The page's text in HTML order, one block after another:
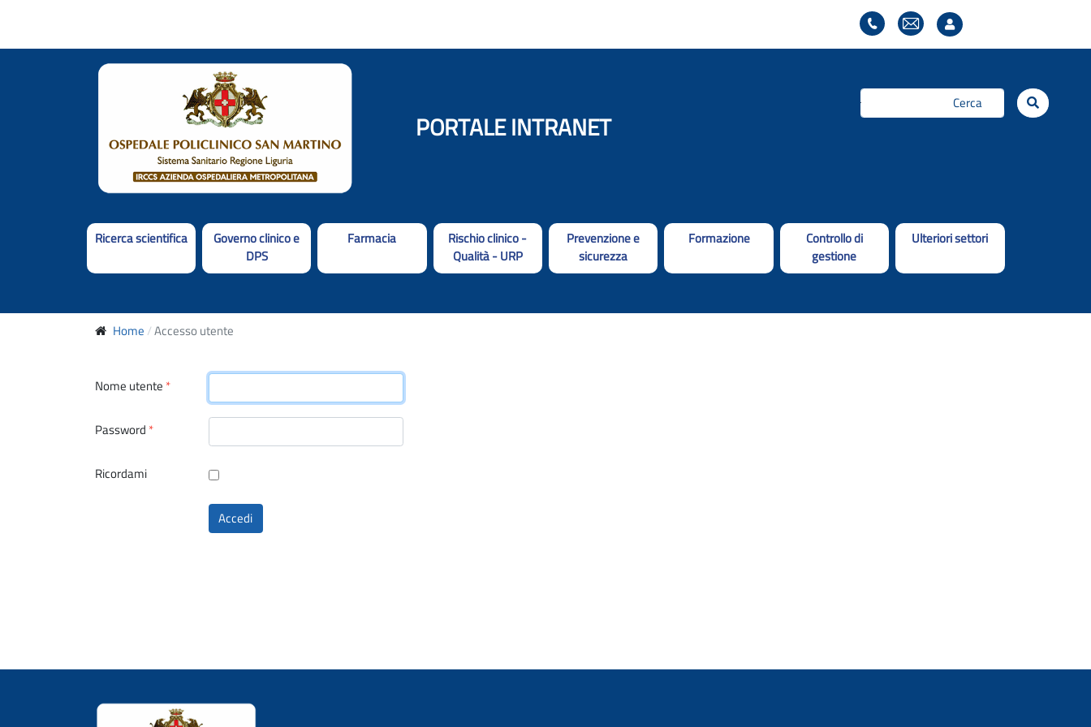
PORTALE INTRANET
Cerca...
Ricerca scientifica
Governo clinico e
DPS
Farmacia
Rischio clinico -
Qualità - URP
Prevenzione e
sicurezza
Formazione
Controllo di
gestione
Ulteriori settori
Home Accesso utente
Nome utente *
Password *
Ricordami
Accedi